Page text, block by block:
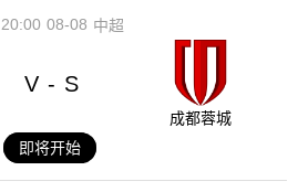
08-08
20:00 中超
V - S
成都蓉城
即将开始